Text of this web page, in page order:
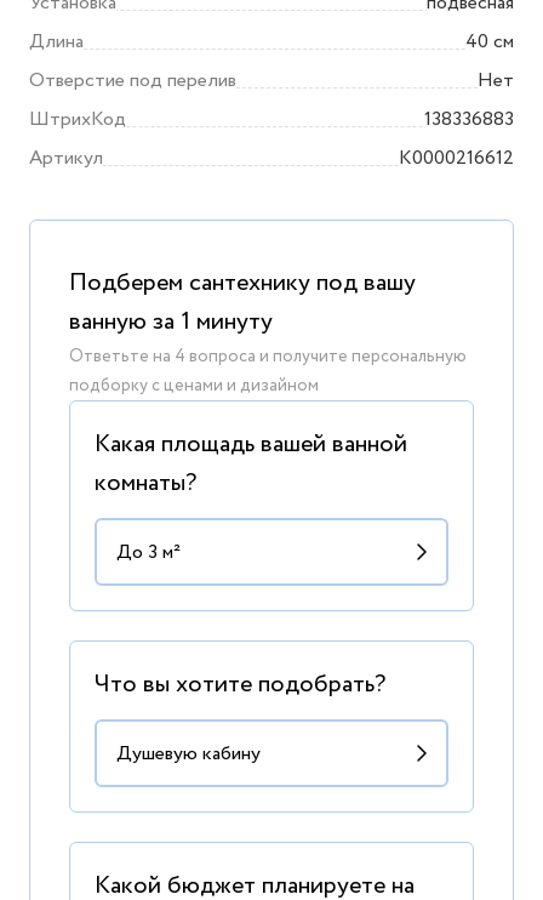
Длина
40 см
Отверстие под перелив
Нет
ШтрихКод
138336883
Артикул
K0000216612
Подберем сантехнику под вашу
ванную за 1 минуту
Ответьте на 4 вопроса и получите персональную
подборку с ценами и дизайном
Какая площадь вашей ванной
комнаты?
Что вы хотите подобрать?
Какой бюджет планируете на